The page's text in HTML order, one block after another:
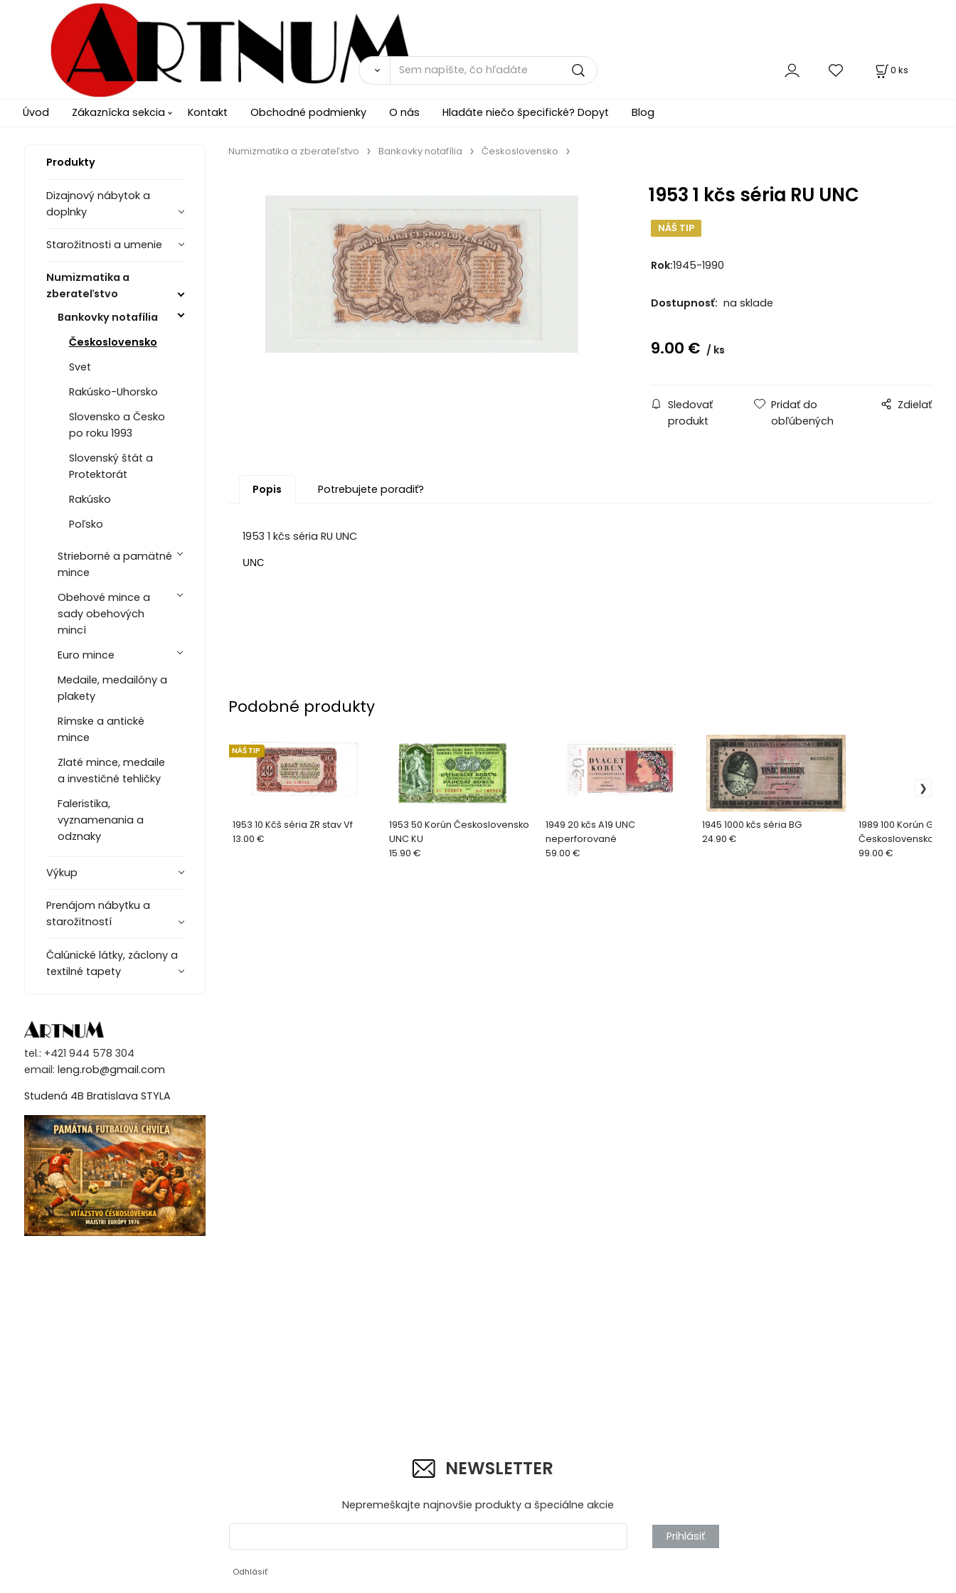
0 ks
Úvod Zákaznícka sekcia Kontakt Obchodné podmienky O nás Hladáte niečo špecifické? Dopyt Blog
Produkty
Dizajnový nábytok a
doplnky
Starožitnosti a umenie
Numizmatika a
zberateľstvo
Bankovky notafília
Československo
Svet
Rakúsko-Uhorsko
Slovensko a Česko
po roku 1993
Slovenský štát a
Protektorát
Rakúsko
Poľsko
Strieborné a pamätné
mince
Obehové mince a
sady obehových
mincí
Euro mince
Medaile, medailóny a
plakety
Rímske a antické
mince
Zlaté mince, medaile
a investičné tehličky
Faleristika,
vyznamenania a
odznaky
Výkup
Prenájom nábytku a
starožitností
Čalúnické látky, záclony a
textilné tapety
tel.: +421 944 578 304
email: leng.rob@gmail.com
Studená 4B Bratislava STYLA
Numizmatika a zberateľstvo Bankovky notafília Československo
1953 1 kčs séria RU UNC
NÁŠ TIP
Rok:1945-1990
Dostupnosť: na sklade
9.00 € ks
Sledovať
produkt
Pridať do
obľúbených
Zdielať
Popis Potrebujete poradiť?
1953 1 kčs séria RU UNC
UNC
Podobné produkty
1953 10 Kčš séria ZR stav Vf
NÁŠ TIP
13.00 €
1953 50 Korún Československo
UNC KU
15.90 €
1949 20 kčs A19 UNC
neperforované
59.00 €
1945 1000 kčs séria BG
24.90 €
1989 100 Korún
Československo
99.00 €
NEWSLETTER
Nepremeškajte najnovšie produkty a špeciálne akcie
Prihlásiť
Odhlásiť